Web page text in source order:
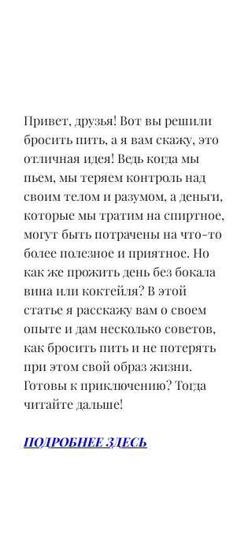
Привет, друзья! Вот вы решили
бросить пить, а я вам скажу, это
отличная идея! Ведь когда мы
пьем, мы теряем контроль над
своим телом и разумом, а деньги,
которые мы тратим на спиртное,
могут быть потрачены на что-то
более полезное и приятное. Но
как же прожить день без бокала
вина или коктейля? В этой
статье я расскажу вам о своем
опыте и дам несколько советов,
как бросить пить и не потерять
при этом свой образ жизни.
Готовы к приключению? Тогда
читайте дальше!
ПОДРОБНЕЕ ЗДЕСЬ